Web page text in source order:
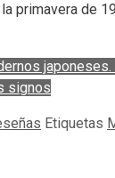
primavera de
japoneses.
signos
Etiquetas